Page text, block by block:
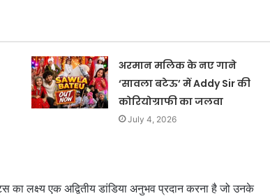
अरमान मलिक के नए गाने
‘सावला बटेऊ’ में Addy Sir की
कोरियोग्राफी का जलवा
July 4, 2026
का लक्ष्य एक अद्वितीय डांडिया अनुभव प्रदान करना है जो उनके